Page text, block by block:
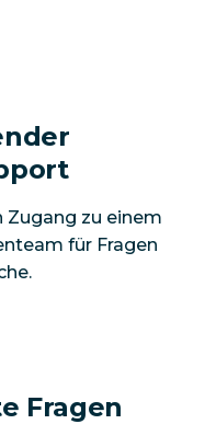
Zugang zu einem
für Fragen
Fragen